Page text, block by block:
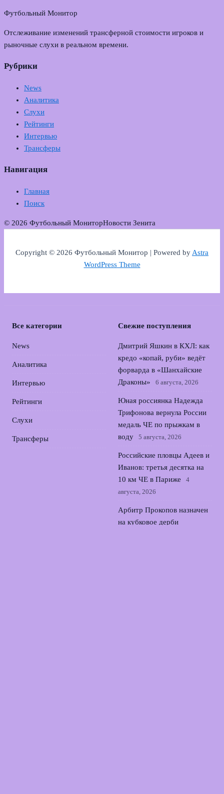
Футбольный Монитор
Отслеживание изменений трансферной стоимости игроков и
рыночные слухи в реальном времени.
Рубрики
News
Аналитика
Слухи
Рейтинги
Интервью
Трансферы
Навигация
Главная
Поиск
© 2026 Футбольный МониторНовости Зенита
Copyright © 2026 Футбольный Монитор | Powered byAstra
WordPress Theme
Все категории
News
Аналитика
Интервью
Рейтинги
Слухи
Трансферы
Свежие поступления
Дмитрий Яшкин в КХЛ: как
кредо «копай, руби» ведёт
форварда в «Шанхайские
Драконы»
6 августа, 2026
Юная россиянка Надежда
Трифонова вернула России
медаль ЧЕ по прыжкам в
воду
5 августа, 2026
Российские пловцы Адеев и
Иванов: третья десятка на
10 км ЧЕ в Париже
4
августа, 2026
Арбитр Прокопов назначен
на кубковое дерби